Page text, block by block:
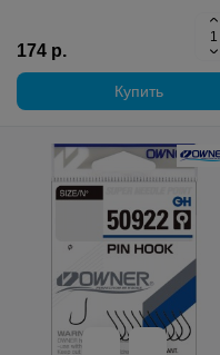
174 р.
Купить